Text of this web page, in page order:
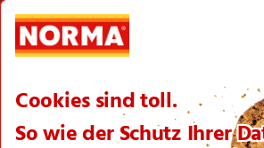
International
Logistik
Filialnetz
Karriere
Verantwortung/CSR
NORMA News